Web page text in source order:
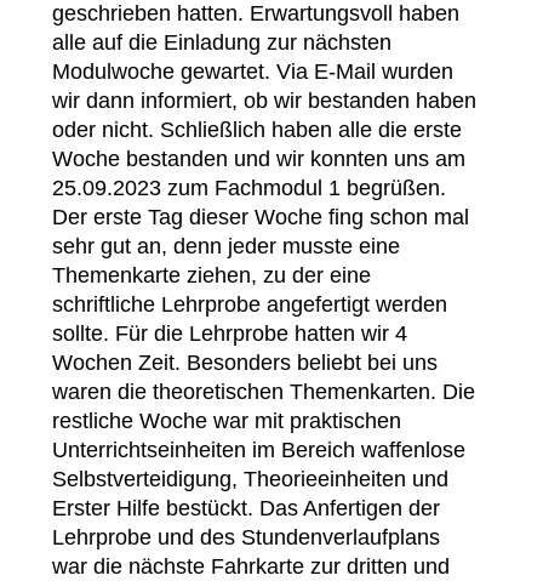
geschrieben hatten. Erwartungsvoll haben
alle auf die Einladung zur nächsten
Modulwoche gewartet. Via E-Mail wurden
wir dann informiert, ob wir bestanden haben
oder nicht. Schließlich haben alle die erste
Woche bestanden und wir konnten uns am
25.09.2023 zum Fachmodul 1 begrüßen.
Der erste Tag dieser Woche fing schon mal
sehr gut an, denn jeder musste eine
Themenkarte ziehen, zu der eine
schriftliche Lehrprobe angefertigt werden
sollte. Für die Lehrprobe hatten wir 4
Wochen Zeit. Besonders beliebt bei uns
waren die theoretischen Themenkarten. Die
restliche Woche war mit praktischen
Unterrichtseinheiten im Bereich waffenlose
Selbstverteidigung, Theorieeinheiten und
Erster Hilfe bestückt. Das Anfertigen der
Lehrprobe und des Stundenverlaufplans
war die nächste Fahrkarte zur dritten und